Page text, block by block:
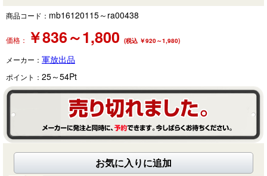
商品コード： mb16120115～ra00438
価格： ￥836～1,800 (税込 ￥920～1,980)
メーカー： 軍放出品
ポイント： 25～54Pt
お気に入りに追加